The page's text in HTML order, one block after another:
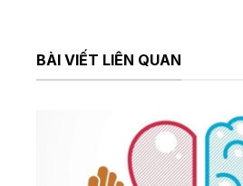
BÀI VIẾT LIÊN QUAN